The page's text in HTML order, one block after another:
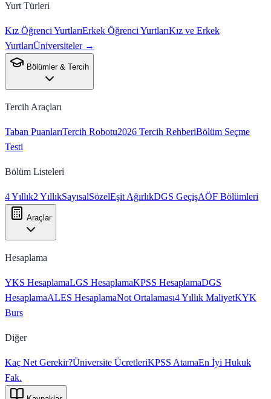
Yurt Türleri
Kız Öğrenci YurtlarıErkek Öğrenci YurtlarıKız ve Erkek
YurtlarıÜniversiteler →
Bölümler & Tercih
Tercih Araçları
Taban PuanlarıTercih Robotu2026 Tercih RehberiBölüm Seçme
Testi
Bölüm Listeleri
4 Yıllık2 YıllıkSayısalSözelEşit AğırlıkDGS GeçişAÖF Bölümleri
Araçlar
Hesaplama
YKS HesaplamaLGS HesaplamaKPSS HesaplamaDGS
HesaplamaALES HesaplamaNot Ortalaması4 Yıllık MaliyetKYK
Burs
Diğer
Kaç Net Gerekir?Üniversite ÜcretleriKPSS AtamaEn İyi Hukuk
Fak.